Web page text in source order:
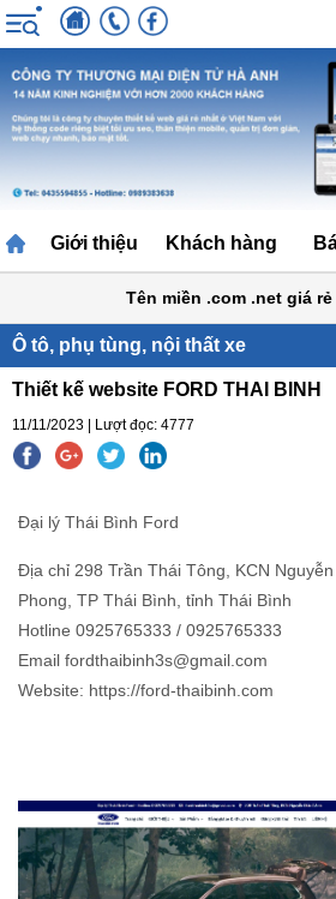
Giới thiệu Khách hàng
Tên miền .com .net giá rẻ
Ô tô, phụ tùng, nội thất xe
Thiết kế website FORD THAI BINH
11/11/2023 | Lượt đọc: 4777
Đại lý Thái Bình Ford
Địa chỉ 298 Trần Thái Tông, KCN
Phong, TP Thái Bình, tỉnh Thái Bình
Hotline 0925765333 / 0925765333
Email fordthaibinh3s@gmail.com
Website: https://ford-thaibinh.com